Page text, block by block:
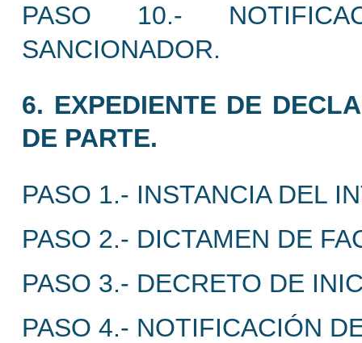
PASO 10.-
SANCIONADOR.
6. EXPEDIENTE DE
DE PARTE.
PASO 1.- INSTANCIA DEL
PASO 2.- DICTAMEN DE
PASO 3.- DECRETO DE
PASO 4.- NOTIFICACIÓN